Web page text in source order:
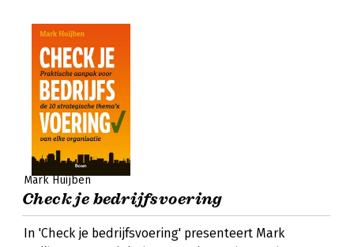
Mark Huijben
Check je bedrijfsvoering
In 'Check je bedrijfsvoering' presenteert Mark